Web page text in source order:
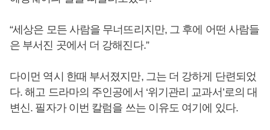
“세상은 모든 사람을 무너뜨리지만, 그 후에 어떤 사람들
은 부서진 곳에서 더 강해진다.”
다이먼 역시 한때 부서졌지만, 그는 더 강하게 단련되었
다. 해고 드라마의 주인공에서 ‘위기관리 교과서’로의 대
변신. 필자가 이번 칼럼을 쓰는 이유도 여기에 있다.